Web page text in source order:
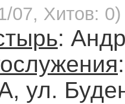
07, Хитов: 0)
:
ул.